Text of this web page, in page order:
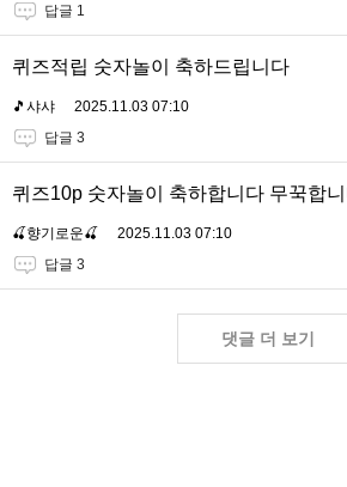
답글 1
퀴즈적립 숫자놀이 축하드립니다
🎵샤샤
2025.11.03 07:10
답글 3
퀴즈10p 숫자놀이 축하합니다 무꾹합
🍒향기로운🍒
2025.11.03 07:10
답글 3
댓글 더 보기